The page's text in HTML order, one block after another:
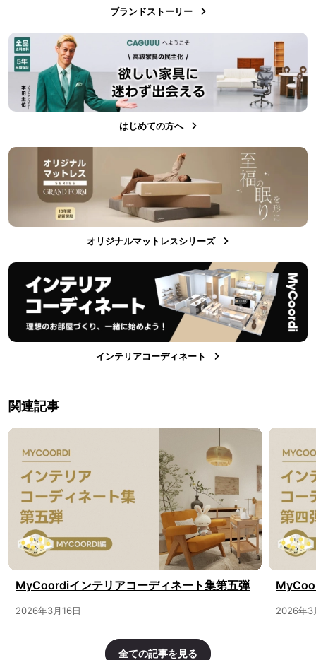
ブランドストーリー
はじめての方へ
オリジナルマットレスシリーズ
インテリアコーディネート
関連記事
MyCoordiインテリアコーディネート集第五弾
2026年3月16日 2026年3
全ての記事を見る